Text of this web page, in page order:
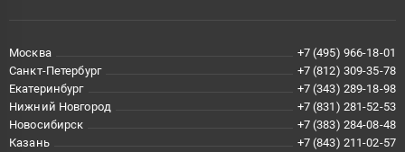
Москва
+7 (495) 966-18-01
Санкт-Петербург
+7 (812) 309-35-78
Екатеринбург
+7 (343) 289-18-98
Нижний Новгород
+7 (831) 281-52-53
Новосибирск
+7 (383) 284-08-48
Казань
+7 (843) 211-02-57